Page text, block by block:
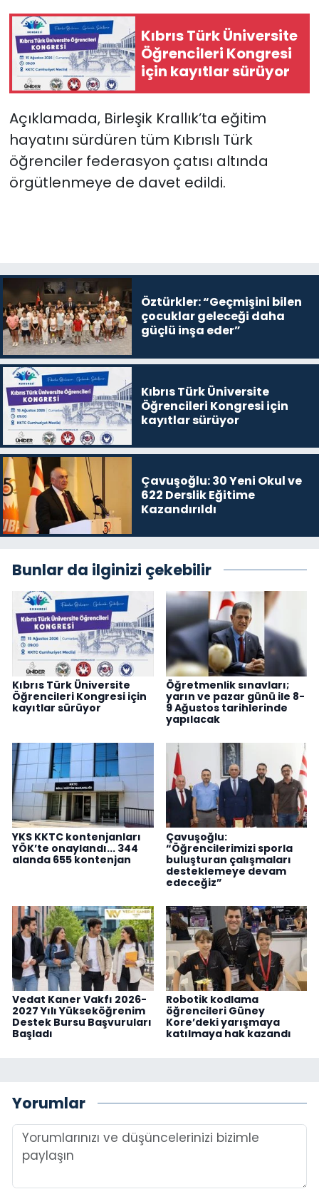
Kıbrıs Türk Üniversite
Öğrencileri Kongresi
için kayıtlar sürüyor
Açıklamada, Birleşik Krallık’ta eğitim
hayatını sürdüren tüm Kıbrıslı Türk
öğrenciler federasyon çatısı altında
örgütlenmeye de davet edildi.
Öztürkler: “Geçmişini bilen
çocuklar geleceği daha
güçlü inşa eder”
Kıbrıs Türk Üniversite
Öğrencileri Kongresi için
kayıtlar sürüyor
Çavuşoğlu: 30 Yeni Okul ve
622 Derslik Eğitime
Kazandırıldı
Bunlar da ilginizi çekebilir
Kıbrıs Türk Üniversite
Öğrencileri Kongresi için
kayıtlar sürüyor
Öğretmenlik sınavları;
yarın ve pazar günü ile 8-
9 Ağustos tarihlerinde
yapılacak
YKS KKTC kontenjanları
YÖK’te onaylandı... 344
alanda 655 kontenjan
Çavuşoğlu:
“Öğrencilerimizi sporla
buluşturan çalışmaları
desteklemeye devam
edeceğiz”
Vedat Kaner Vakfı 2026-
2027 Yılı Yükseköğrenim
Destek Bursu Başvuruları
Başladı
Robotik kodlama
öğrencileri Güney
Kore’deki yarışmaya
katılmaya hak kazandı
Yorumlar